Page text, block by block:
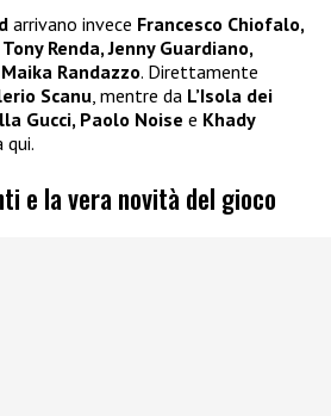
arrivano invece Francesco Chiofalo,
Renda, Jenny Guardiano,
Randazzo. Direttamente
Scanu, mentre da L’Isola dei
Gucci, Paolo Noise e Khady
qui.
e la vera novità del gioco